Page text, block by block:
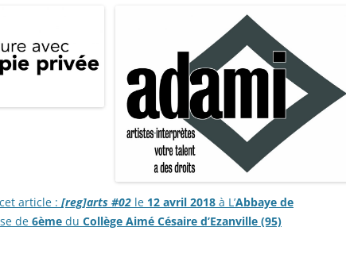
article : [reg]arts #02 le 12 avril 2018 à L’Abbaye de
de 6ème du Collège Aimé Césaire d’Ezanville (95)